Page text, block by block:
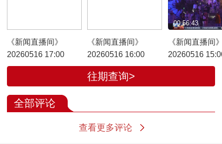
《新闻直播间》
20260516 17:00
《新闻直播间》
20260516 16:00
《新闻直播间
20260516
00:56:43
往期查询>
全部评论
查看更多评论